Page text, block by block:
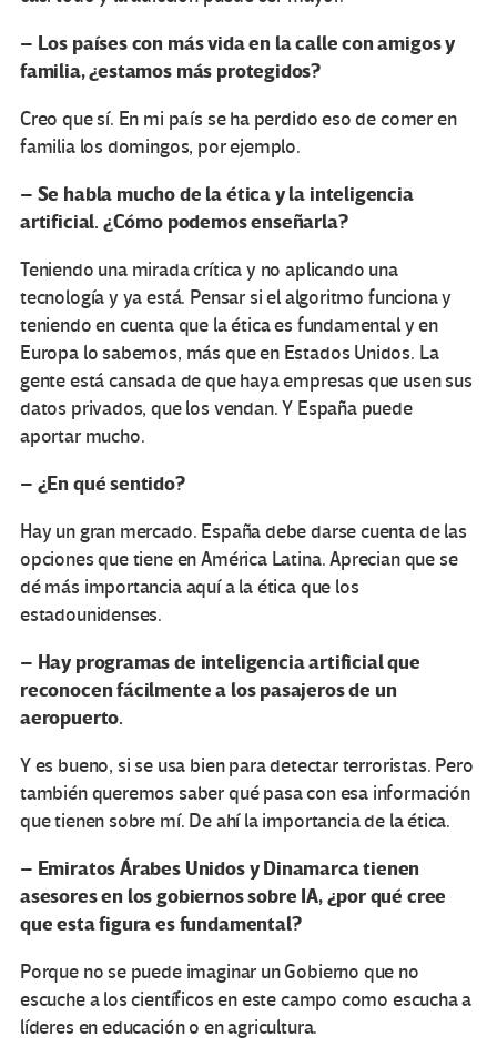
– Los países con más vida en la calle con amigos y
familia, ¿estamos más protegidos?
Creo que sí. En mi país se ha perdido eso de comer en
familia los domingos, por ejemplo.
– Se habla mucho de la ética y la inteligencia
artificial. ¿Cómo podemos enseñarla?
Teniendo una mirada crítica y no aplicando una
tecnología y ya está. Pensar si el algoritmo funciona y
teniendo en cuenta que la ética es fundamental y en
Europa lo sabemos, más que en Estados Unidos. La
gente está cansada de que haya empresas que usen sus
datos privados, que los vendan. Y España puede
aportar mucho.
– ¿En qué sentido?
Hay un gran mercado. España debe darse cuenta de las
opciones que tiene en América Latina. Aprecian que se
dé más importancia aquí a la ética que los
estadounidenses.
– Hay programas de inteligencia artificial que
reconocen fácilmente a los pasajeros de un
aeropuerto.
Y es bueno, si se usa bien para detectar terroristas. Pero
también queremos saber qué pasa con esa información
que tienen sobre mí. De ahí la importancia de la ética.
– Emiratos Árabes Unidos y Dinamarca tienen
asesores en los gobiernos sobre IA, ¿por qué cree
que esta figura es fundamental?
Porque no se puede imaginar un Gobierno que no
escuche a los científicos en este campo como escucha a
líderes en educación o en agricultura.